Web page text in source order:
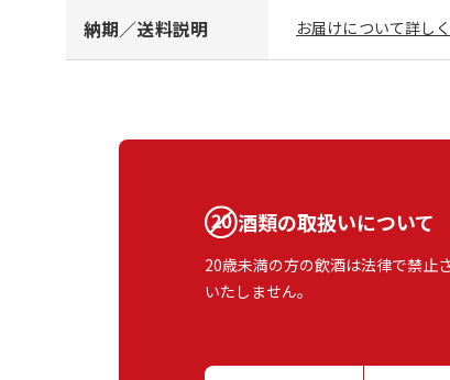
納期／送料説明 お届けについて詳し
酒類の取扱いについて
20歳未満の方の飲酒は法律で禁止
いたしません。